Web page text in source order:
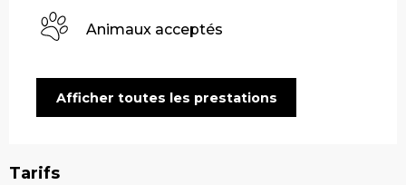
Animaux acceptés
Afficher toutes les prestations
Tarifs